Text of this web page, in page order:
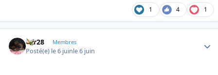
1 4 1
frfr28 Membres
Posté(e) le 6 juinle 6 juin